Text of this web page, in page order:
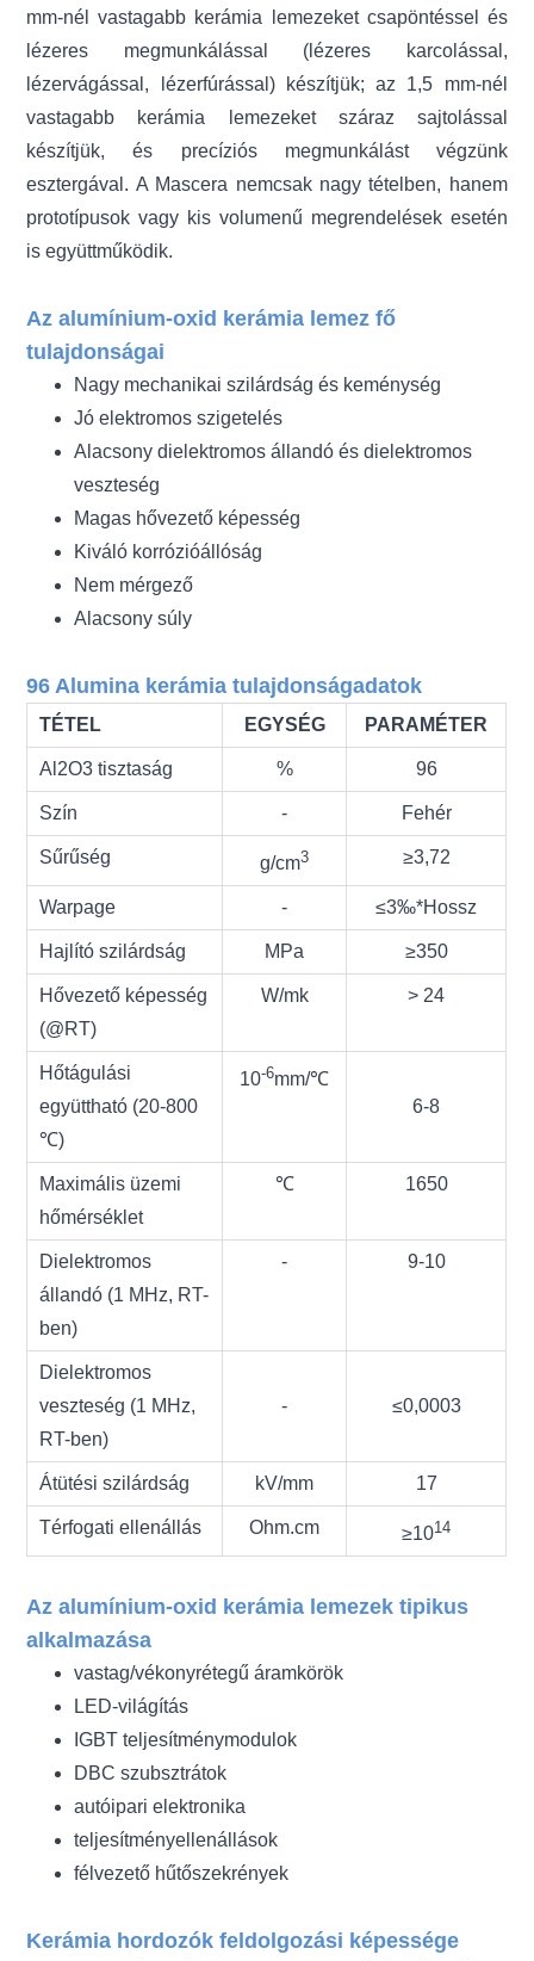
mm-nél vastagabb kerámia lemezeket csapöntéssel és
lézeres megmunkálással (lézeres karcolással,
lézervágással, lézerfúrással) készítjük; az 1,5 mm-nél
vastagabb kerámia lemezeket száraz sajtolással
készítjük, és precíziós megmunkálást végzünk
esztergával. A Mascera nemcsak nagy tételben, hanem
prototípusok vagy kis volumenű megrendelések esetén
is együttműködik.
Az alumínium-oxid kerámia lemez fő
tulajdonságai
Nagy mechanikai szilárdság és keménység
Jó elektromos szigetelés
Alacsony dielektromos állandó és dielektromos
veszteség
Magas hővezető képesség
Kiváló korrózióállóság
Nem mérgező
Alacsony súly
96 Alumina kerámia tulajdonságadatok
TÉTEL EGYSÉG PARAMÉTER
Al2O3 tisztaság % 96
Szín ‐ Fehér
Sűrűség g/cm3 ≥3,72
Warpage - ≤3‰*Hossz
Hajlító szilárdság MPa ≥350
Hővezető képesség
(@RT)
W/mk > 24
Hőtágulási
együttható (20-800
℃)
10‐6mm/℃
6-8
Maximális üzemi
hőmérséklet
℃ 1650
Dielektromos
állandó (1 MHz, RT-
ben)
- 9-10
Dielektromos
veszteség (1 MHz,
RT-ben)
- ≤0,0003
Átütési szilárdság kV/mm 17
Térfogati ellenállás Ohm.cm ≥1014
Az alumínium-oxid kerámia lemezek tipikus
alkalmazása
vastag/vékonyrétegű áramkörök
LED-világítás
IGBT teljesítménymodulok
DBC szubsztrátok
autóipari elektronika
teljesítményellenállások
félvezető hűtőszekrények
Kerámia hordozók feldolgozási képessége